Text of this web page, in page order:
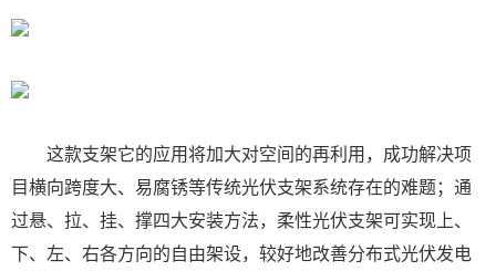
这款支架它的应用将加大对空间的再利用，成功解决项
目横向跨度大、易腐锈等传统光伏支架系统存在的难题；通
过悬、拉、挂、撑四大安装方法，柔性光伏支架可实现上、
下、左、右各方向的自由架设，较好地改善分布式光伏发电